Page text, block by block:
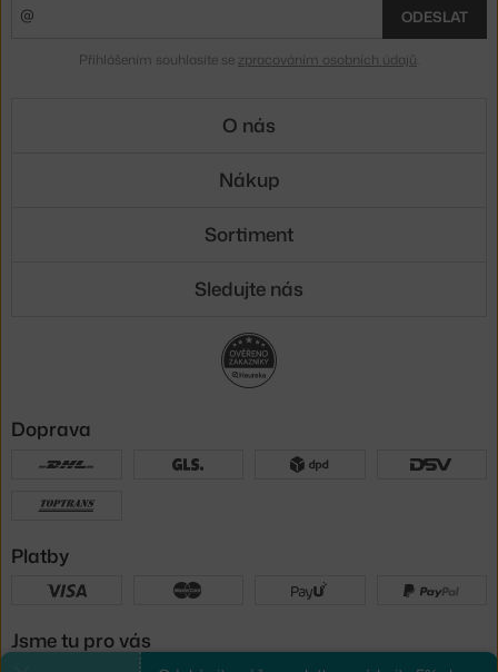
ODESLAT
Přihlášením souhlasíte se zpracováním osobních údajů
O nás
Nákup
Sortiment
Sledujte nás
Doprava
Platby
Jsme tu pro vás